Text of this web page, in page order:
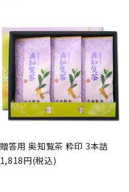
贈答用 奥知覧茶 粋印 3本詰
1,818円(税込)